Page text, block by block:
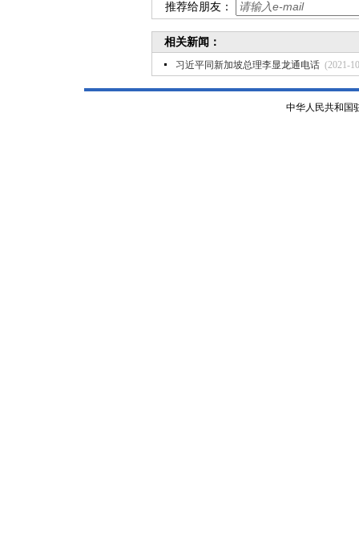
推荐给朋友：
相关新闻：
习近平同新加坡总理李显龙通电话 (2021-
中华人民共和国